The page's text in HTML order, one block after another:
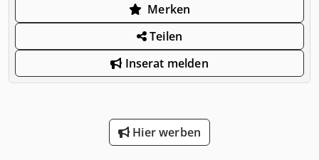
Merken
Teilen
Inserat melden
Hier werben